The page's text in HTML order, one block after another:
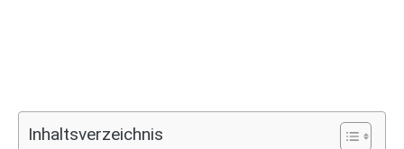
Inhaltsverzeichnis